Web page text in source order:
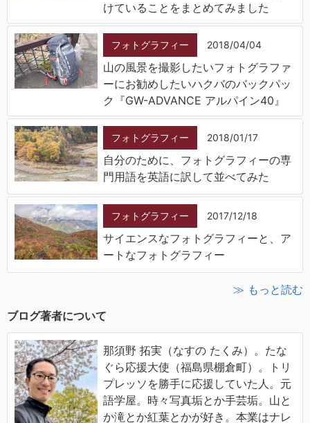
けていることをまとめてみました
フォトグラフィー 2018/04/04
山の風景を撮影したいフォトグラファ
ーにお勧めしたいハクバのバックパッ
ク『GW-ADVANCE アルパイン40』
フォトグラフィー 2018/01/17
自分のために、フォトグラフィーの専
門用語を英語に訳して並べてみた
フォトグラフィー 2017/12/18
サイエンスなフォトグラフィーと、ア
ートなフォトグラフィー
≫ もっと読む
ブログ著者について
那須野 拓実（なすの たくみ）。たな
ぐら応援大使（福島県棚倉町）。トリ
プレッソを勝手に応援していた人。元
語学屋。時々写真垢とか手芸垢。山と
か滝とか紅葉とかが好き。本業はナレ